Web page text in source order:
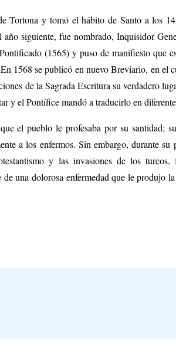
Tortona y tomó el hábito de Santo a los
siguiente, fue nombrado, Inquisidor
(1565) y puso de manifiesto que
1568 se publicó en nuevo Breviario, en el
de la Sagrada Escritura su verdadero
y el Pontífice mandó a traducirlo en
el pueblo le profesaba por su santidad;
a los enfermos. Sin embargo, durante
y las invasiones de los
una dolorosa enfermedad que le produjo